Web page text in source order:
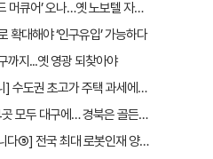
동성로에 글로벌 호텔 ‘그랜드 머큐어’ 오나…옛 노보텔 자리 사무실 개설
확대해야 ‘인구유입’ 가능하다
까지...옛 영광 되찾아야
[부동산 세제개편안 뜯어보니] 수도권 초고가 주택 과세에만 초점…침체된 지방 부동산 대책은 없다
뇌졸중 전문 상급종합병원 4곳 모두 대구에… 경북은 골든타임 사각지대
[여기는 AI로봇 수도 대구입니다⑤] 전국 최대 로봇인재 양성소…“대구산업 맞춤형 교육과정 만들자”